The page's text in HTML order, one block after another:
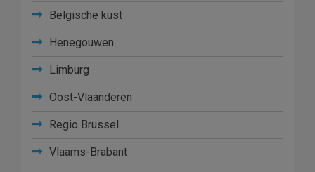
Belgische kust
Henegouwen
Limburg
Oost-Vlaanderen
Regio Brussel
Vlaams-Brabant